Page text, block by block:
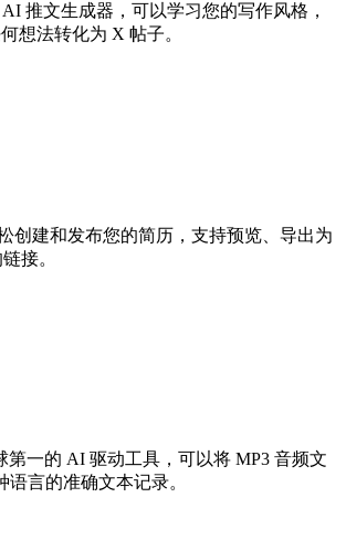
AI 推文生成器，可以学习您的写作风格，
想法转化为 X 帖子。
创建和发布您的简历，支持预览、导出为
接。
第一的 AI 驱动工具，可以将 MP3 音频文
语言的准确文本记录。